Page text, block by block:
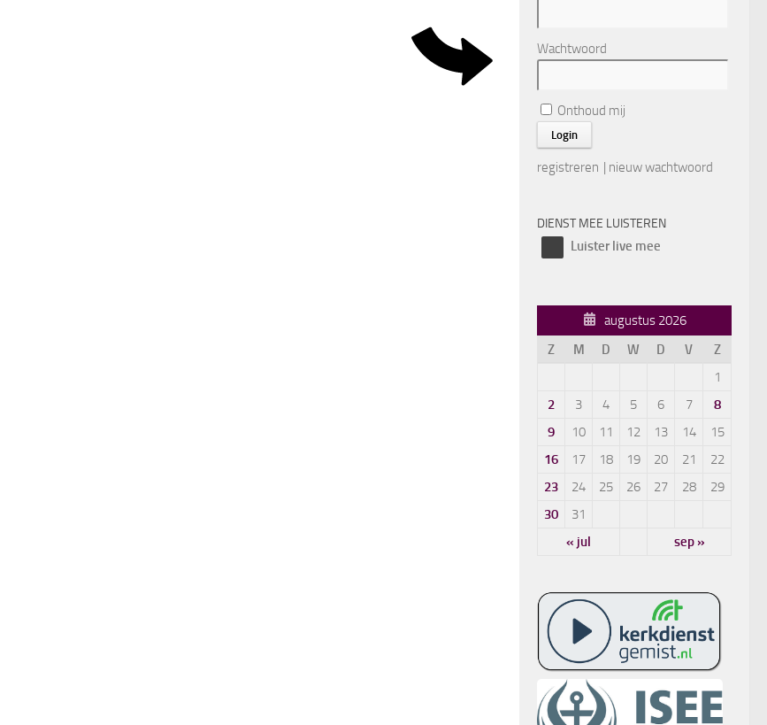
Wachtwoord
Onthoud mij
registreren | nieuw wachtwoord
DIENST MEE LUISTEREN
Luister live mee
augustus 2026
Z
M D W D V
Z
1
2
3 4 5 6 7
8
9
10 11 12 13 14
15
16
17 18 19 20 21
22
23
24 25 26 27 28
29
30
31
« jul
sep »